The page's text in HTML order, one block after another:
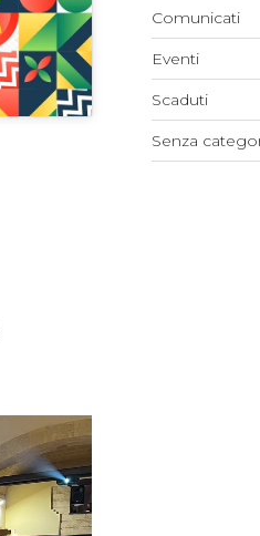
Comunicati
Eventi
Scaduti
Senza